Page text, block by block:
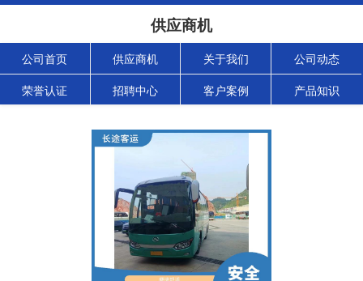
供应商机
公司首页 供应商机 关于我们 公司动态
荣誉认证 招聘中心 客户案例 产品知识